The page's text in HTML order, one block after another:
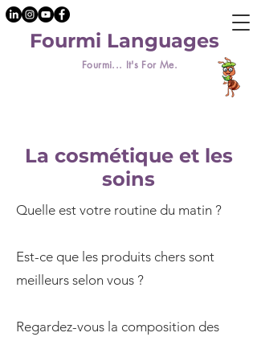
Fourmi... It's For Me.
Fourmi Languages
La cosmétique et les
soins
Quelle est votre routine du matin ?
Est-ce que les produits chers sont
meilleurs selon vous ?
Regardez-vous la composition des